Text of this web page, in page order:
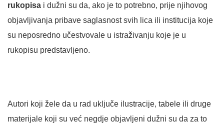
rukopisa i dužni su da, ako je to potrebno, prije njihovog
objavljivanja pribave saglasnost svih lica ili institucija koje
su neposredno učestvovale u istraživanju koje je u
rukopisu predstavljeno.
Autori koji žele da u rad uključe ilustracije, tabele ili druge
materijale koji su već negdje objavljeni dužni su da za to